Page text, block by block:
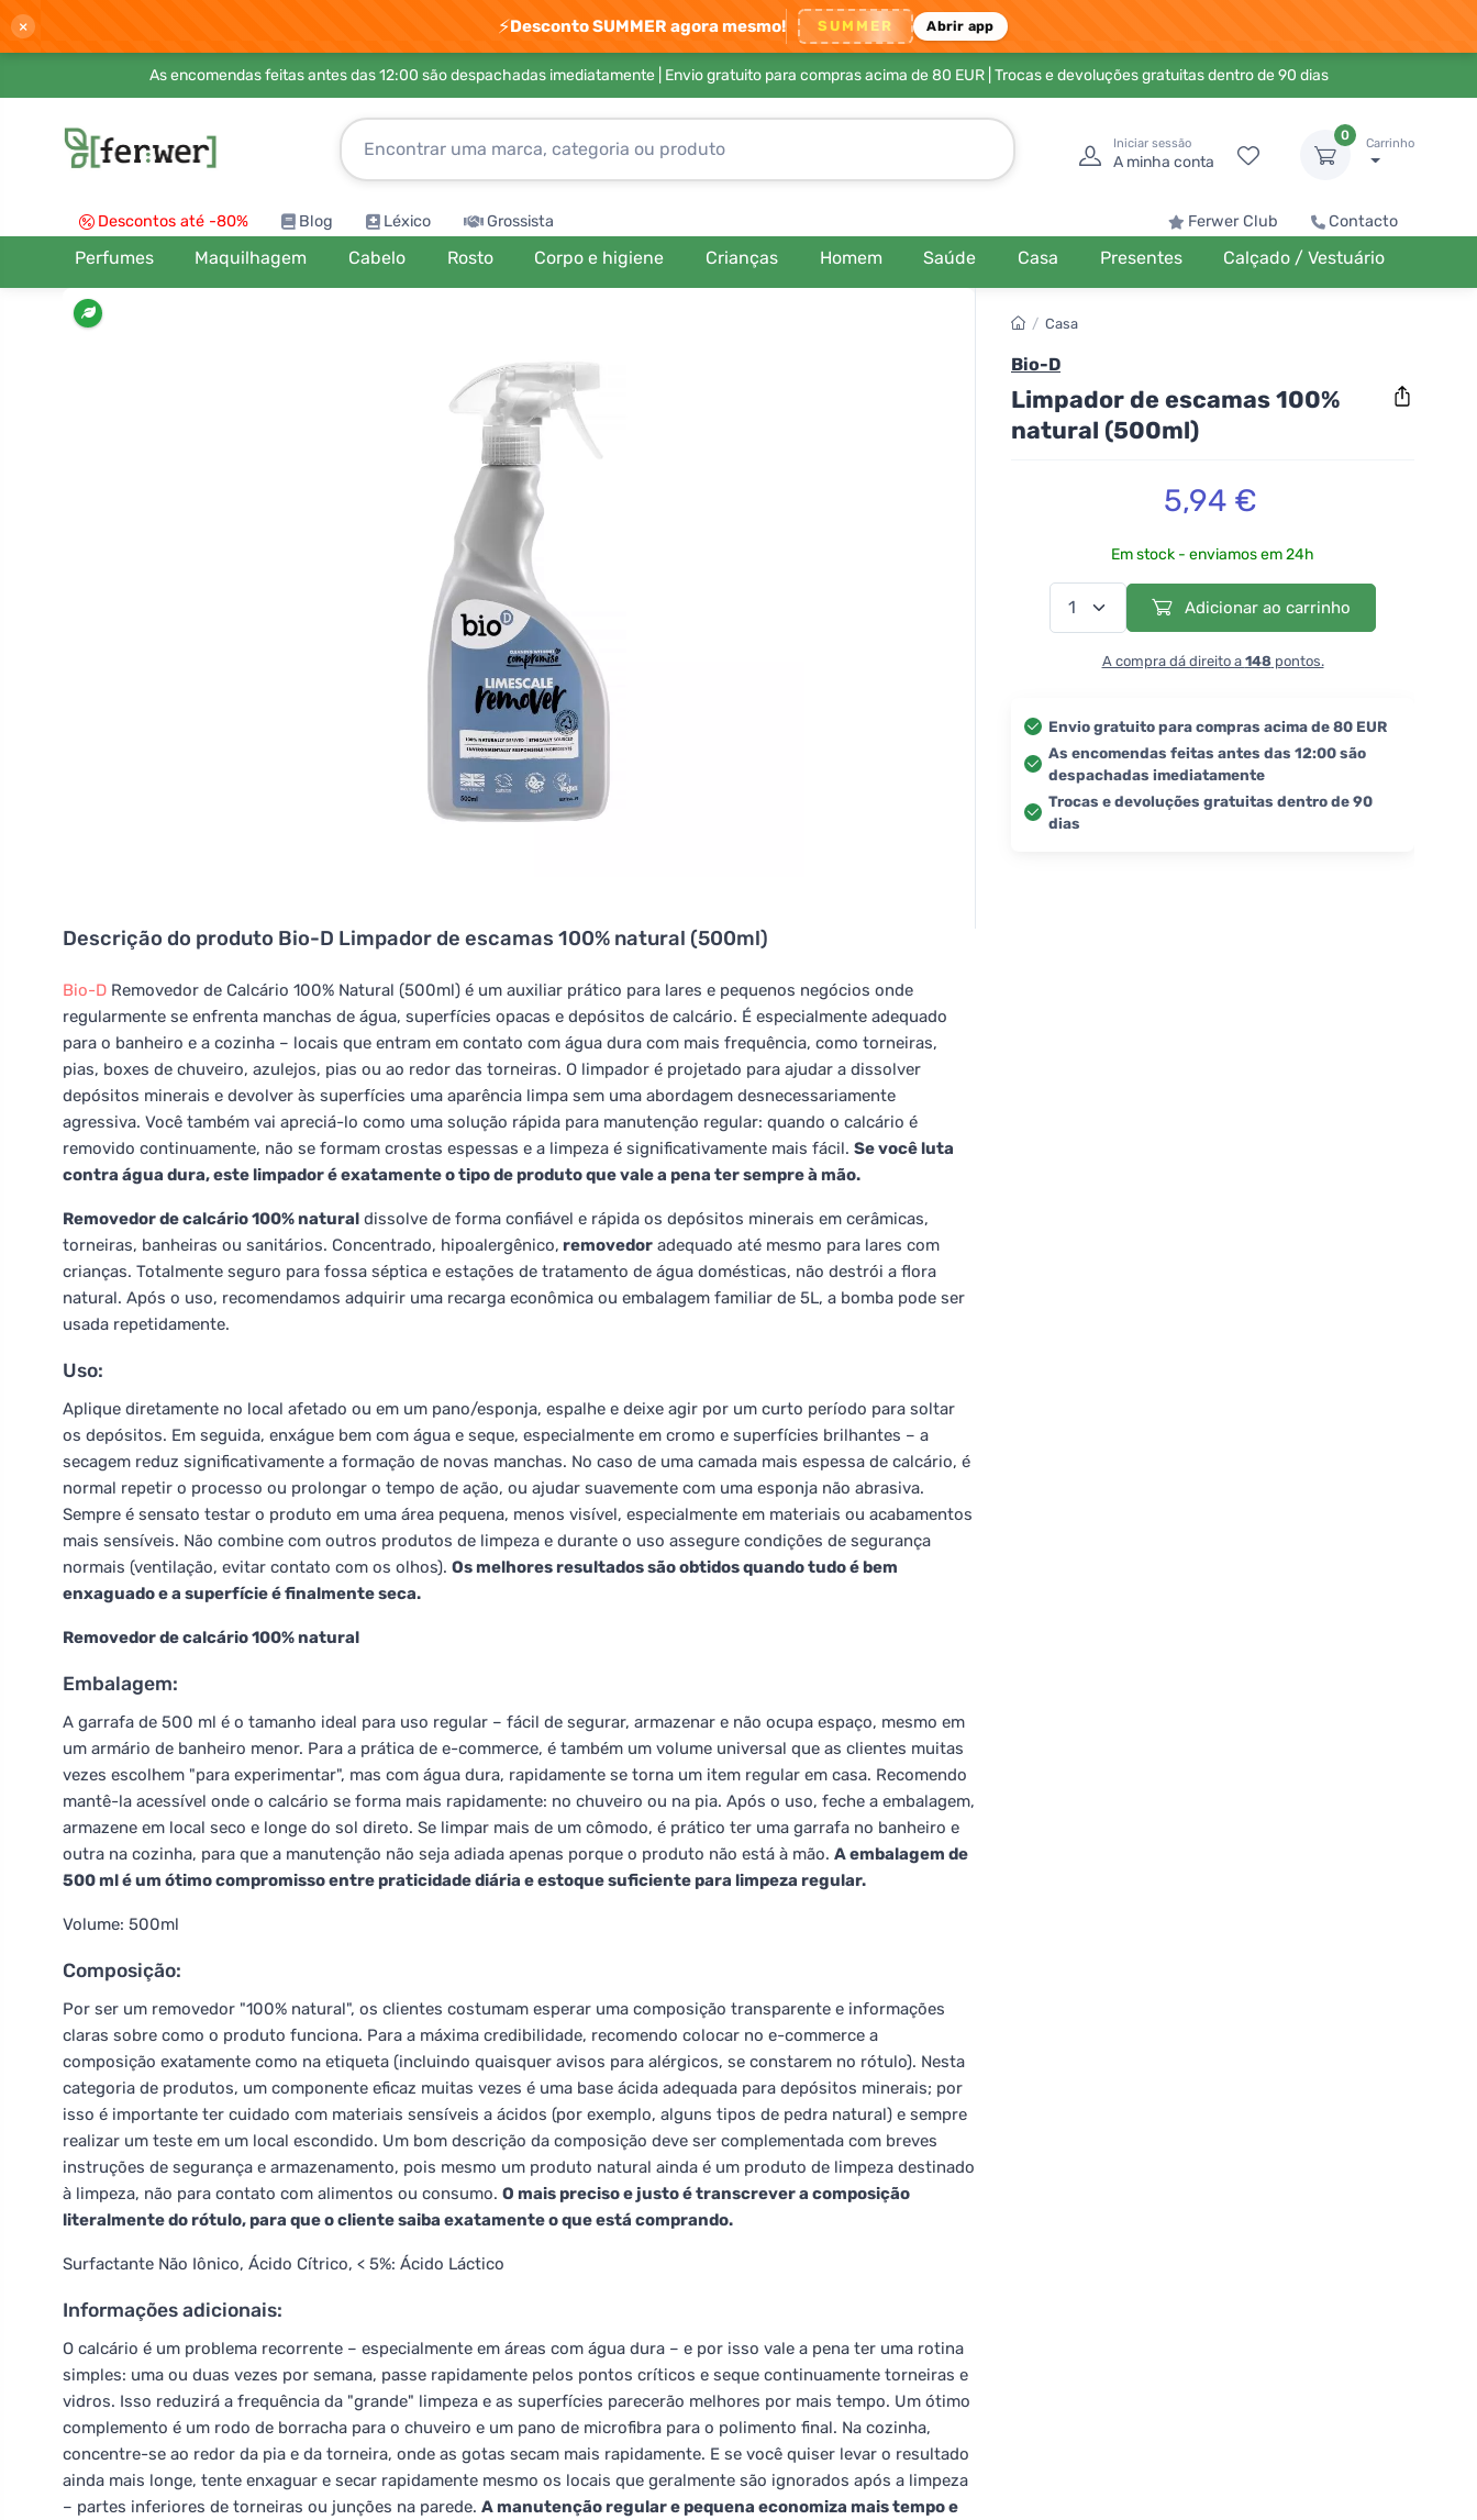
× ⚡Desconto SUMMER agora mesmo! SUMMER Abrir app
As encomendas feitas antes das 12:00 são despachadas imediatamente | Envio gratuito para compras acima de 80 EUR| Trocas e devoluções gratuitas dentro de 90 dias
Iniciar sessão
A minha conta
0
Carrinho
Descontos até -80% Blog Léxico Grossista Ferwer Club Contacto
Perfumes Maquilhagem Cabelo Rosto Corpo e higiene Crianças Homem Saúde Casa Presentes Calçado / Vestuário
Descrição do produto Bio-D Limpador de escamas 100% natural (500ml)
Bio-D Removedor de Calcário 100% Natural (500ml) é um auxiliar prático para lares e pequenos negócios onde
regularmente se enfrenta manchas de água, superfícies opacas e depósitos de calcário. É especialmente adequado
para o banheiro e a cozinha – locais que entram em contato com água dura com mais frequência, como torneiras,
pias, boxes de chuveiro, azulejos, pias ou ao redor das torneiras. O limpador é projetado para ajudar a dissolver
depósitos minerais e devolver às superfícies uma aparência limpa sem uma abordagem desnecessariamente
agressiva. Você também vai apreciá-lo como uma solução rápida para manutenção regular: quando o calcário é
removido continuamente, não se formam crostas espessas e a limpeza é significativamente mais fácil. Se você luta
contra água dura, este limpador é exatamente o tipo de produto que vale a pena ter sempre à mão.
Removedor de calcário 100% natural dissolve de forma confiável e rápida os depósitos minerais em cerâmicas,
torneiras, banheiras ou sanitários. Concentrado, hipoalergênico, removedor adequado até mesmo para lares com
crianças. Totalmente seguro para fossa séptica e estações de tratamento de água domésticas, não destrói a flora
natural. Após o uso, recomendamos adquirir uma recarga econômica ou embalagem familiar de 5L, a bomba pode ser
usada repetidamente.
Uso:
Aplique diretamente no local afetado ou em um pano/esponja, espalhe e deixe agir por um curto período para soltar
os depósitos. Em seguida, enxágue bem com água e seque, especialmente em cromo e superfícies brilhantes – a
secagem reduz significativamente a formação de novas manchas. No caso de uma camada mais espessa de calcário, é
normal repetir o processo ou prolongar o tempo de ação, ou ajudar suavemente com uma esponja não abrasiva.
Sempre é sensato testar o produto em uma área pequena, menos visível, especialmente em materiais ou acabamentos
mais sensíveis. Não combine com outros produtos de limpeza e durante o uso assegure condições de segurança
normais (ventilação, evitar contato com os olhos). Os melhores resultados são obtidos quando tudo é bem
enxaguado e a superfície é finalmente seca.
Removedor de calcário 100% natural
Embalagem:
A garrafa de 500 ml é o tamanho ideal para uso regular – fácil de segurar, armazenar e não ocupa espaço, mesmo em
um armário de banheiro menor. Para a prática de e-commerce, é também um volume universal que as clientes muitas
vezes escolhem "para experimentar", mas com água dura, rapidamente se torna um item regular em casa. Recomendo
mantê-la acessível onde o calcário se forma mais rapidamente: no chuveiro ou na pia. Após o uso, feche a embalagem,
armazene em local seco e longe do sol direto. Se limpar mais de um cômodo, é prático ter uma garrafa no banheiro e
outra na cozinha, para que a manutenção não seja adiada apenas porque o produto não está à mão. A embalagem de
500 ml é um ótimo compromisso entre praticidade diária e estoque suficiente para limpeza regular.
Volume: 500ml
Composição:
Por ser um removedor "100% natural", os clientes costumam esperar uma composição transparente e informações
claras sobre como o produto funciona. Para a máxima credibilidade, recomendo colocar no e-commerce a
composição exatamente como na etiqueta (incluindo quaisquer avisos para alérgicos, se constarem no rótulo). Nesta
categoria de produtos, um componente eficaz muitas vezes é uma base ácida adequada para depósitos minerais; por
isso é importante ter cuidado com materiais sensíveis a ácidos (por exemplo, alguns tipos de pedra natural) e sempre
realizar um teste em um local escondido. Um bom descrição da composição deve ser complementada com breves
instruções de segurança e armazenamento, pois mesmo um produto natural ainda é um produto de limpeza destinado
à limpeza, não para contato com alimentos ou consumo. O mais preciso e justo é transcrever a composição
literalmente do rótulo, para que o cliente saiba exatamente o que está comprando.
Surfactante Não Iônico, Ácido Cítrico, < 5%: Ácido Láctico
Informações adicionais:
O calcário é um problema recorrente – especialmente em áreas com água dura – e por isso vale a pena ter uma rotina
simples: uma ou duas vezes por semana, passe rapidamente pelos pontos críticos e seque continuamente torneiras e
vidros. Isso reduzirá a frequência da "grande" limpeza e as superfícies parecerão melhores por mais tempo. Um ótimo
complemento é um rodo de borracha para o chuveiro e um pano de microfibra para o polimento final. Na cozinha,
concentre-se ao redor da pia e da torneira, onde as gotas secam mais rapidamente. E se você quiser levar o resultado
ainda mais longe, tente enxaguar e secar rapidamente mesmo os locais que geralmente são ignorados após a limpeza
– partes inferiores de torneiras ou junções na parede. A manutenção regular e pequena economiza mais tempo e
/ Casa
Bio-D
Limpador de escamas 100%
natural (500ml)
5,94 €
Em stock - enviamos em 24h
Adicionar ao carrinho
A compra dá direito a 148pontos.
Envio gratuito para compras acima de 80 EUR
As encomendas feitas antes das 12:00 são
despachadas imediatamente
Trocas e devoluções gratuitas dentro de 90
dias